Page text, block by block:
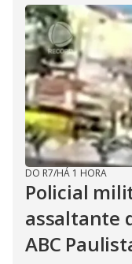
DO R7/HÁ 1 HORA
Policial
assaltante
ABC